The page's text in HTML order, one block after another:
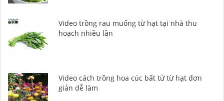
Video trồng rau muống từ hạt tại nhà thu
hoạch nhiều lần
Video cách trồng hoa cúc bất tử từ hạt đơn
giản dễ làm